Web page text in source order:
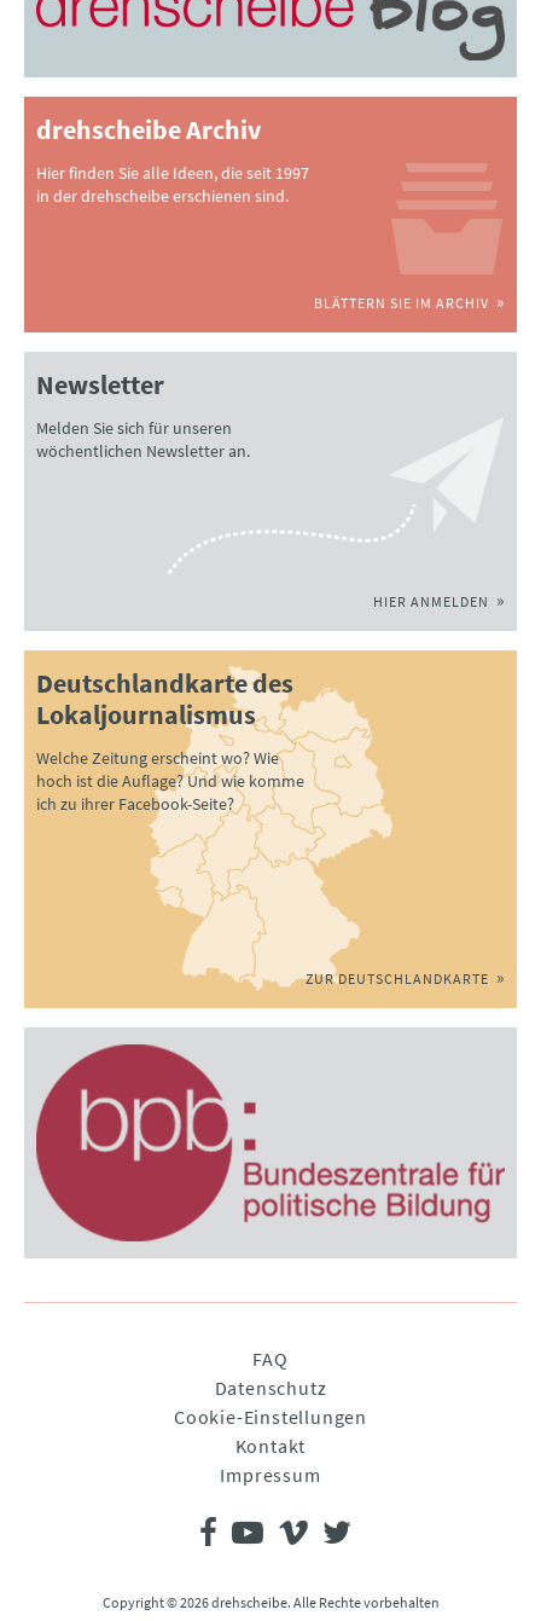
drehscheibe Archiv
Hier finden Sie alle Ideen, die seit 1997
in der drehscheibe erschienen sind.
BLÄTTERN SIE IM ARCHIV
Newsletter
Melden Sie sich für unseren
wöchentlichen Newsletter an.
HIER ANMELDEN
Deutschlandkarte des
Lokaljournalismus
Welche Zeitung erscheint wo? Wie
hoch ist die Auflage? Und wie komme
ich zu ihrer Facebook-Seite?
ZUR DEUTSCHLANDKARTE
FAQ
Datenschutz
Cookie-Einstellungen
Kontakt
Impressum
Copyright © 2026 drehscheibe. Alle Rechte vorbehalten